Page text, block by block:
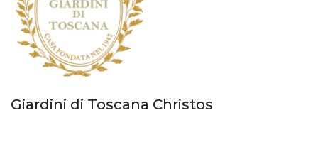
Giardini di Toscana Christos